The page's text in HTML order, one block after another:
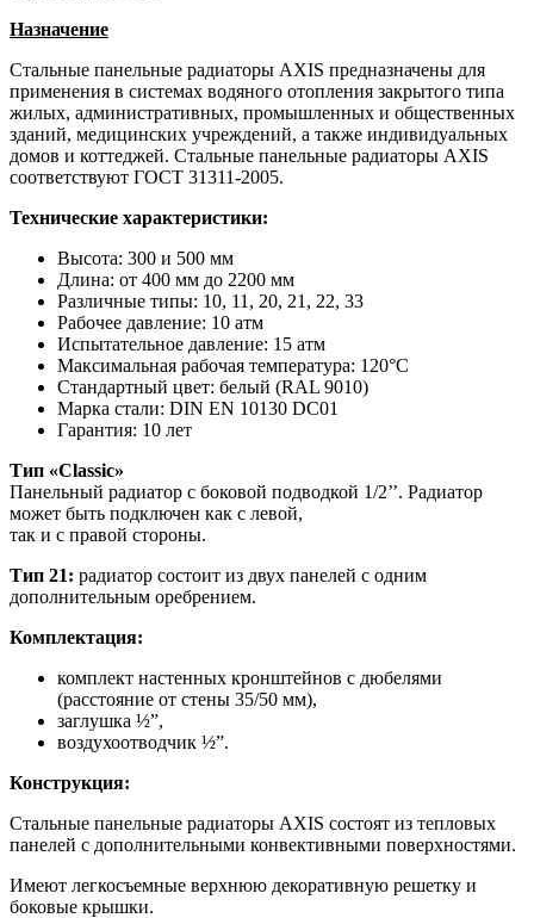
Назначение
Стальные панельные радиаторы AXIS предназначены для
применения в системах водяного отопления закрытого типа
жилых, административных, промышленных и общественных
зданий, медицинских учреждений, а также индивидуальных
домов и коттеджей. Стальные панельные радиаторы AXIS
соответствуют ГОСТ 31311-2005.
Технические характеристики:
Высота: 300 и 500 мм
Длина: от 400 мм до 2200 мм
Различные типы: 10, 11, 20, 21, 22, 33
Рабочее давление: 10 атм
Испытательное давление: 15 атм
Максимальная рабочая температура: 120°C
Стандартный цвет: белый (RAL 9010)
Марка стали: DIN EN 10130 DC01
Гарантия: 10 лет
Тип «Classic»
Панельный радиатор с боковой подводкой 1/2’’. Радиатор
может быть подключен как с левой,
так и с правой стороны.
Тип 21: радиатор состоит из двух панелей с одним
дополнительным оребрением.
Комплектация:
комплект настенных кронштейнов с дюбелями
(расстояние от стены 35/50 мм),
заглушка ½”,
воздухоотводчик ½”.
Конструкция:
Стальные панельные радиаторы AXIS состоят из тепловых
панелей с дополнительными конвективными поверхностями.
Имеют легкосъемные верхнюю декоративную решетку и
боковые крышки.